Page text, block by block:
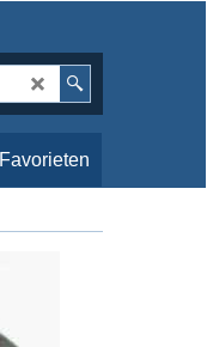
Favorieten